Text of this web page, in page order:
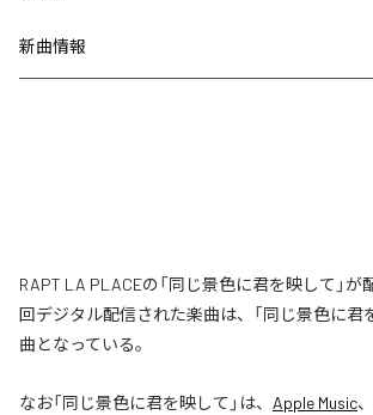
新曲情報
RAPT LA PLACEの「同じ景色に君を映して」
回デジタル配信された楽曲は、「同じ景色に君
曲となっている。
なお「同じ景色に君を映して 」は、 Apple Music、